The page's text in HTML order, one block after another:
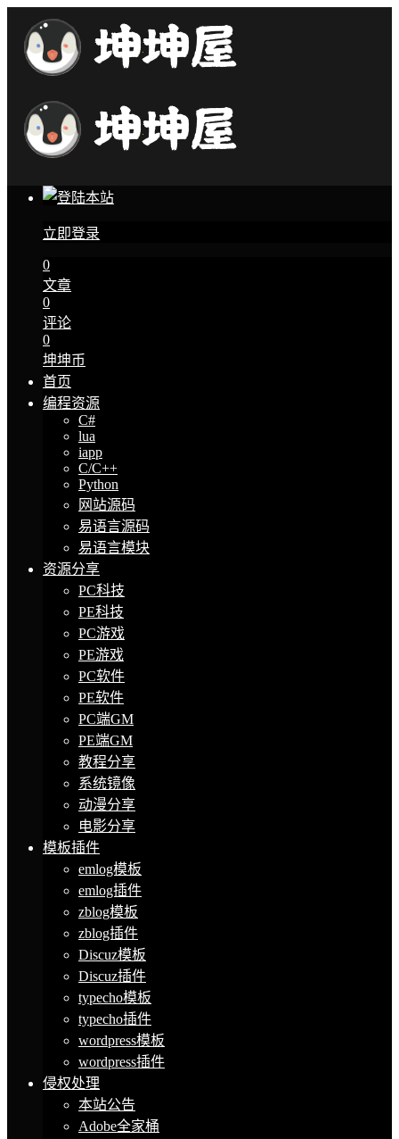
立即登录
0
文章
0
评论
0
坤坤币
首页
编程资源
C#
lua
iapp
C/C++
Python
网站源码
易语言源码
易语言模块
资源分享
PC科技
PE科技
PC游戏
PE游戏
PC软件
PE软件
PC端GM
PE端GM
教程分享
系统镜像
动漫分享
电影分享
模板插件
emlog模板
emlog插件
zblog模板
zblog插件
Discuz模板
Discuz插件
typecho模板
typecho插件
wordpress模板
wordpress插件
侵权处理
本站公告
Adobe全家桶